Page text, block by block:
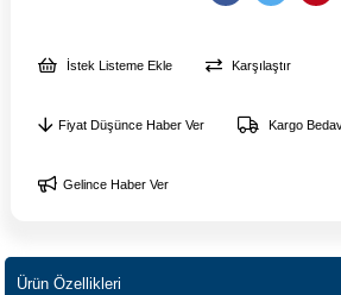
İstek Listeme Ekle Karşılaştır
Fiyat Düşünce Haber Ver Kargo
Gelince Haber Ver
Ürün Özellikleri